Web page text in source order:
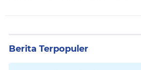
Berita Terpopuler